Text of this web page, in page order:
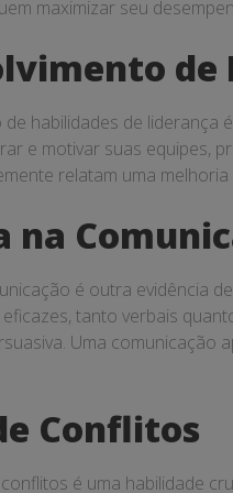
maximizar seu
de
de habilidades de liderança
e motivar suas equipes,
relatam uma
na
é outra evidência
tanto verbais
Uma
Conflitos
é uma habilidade